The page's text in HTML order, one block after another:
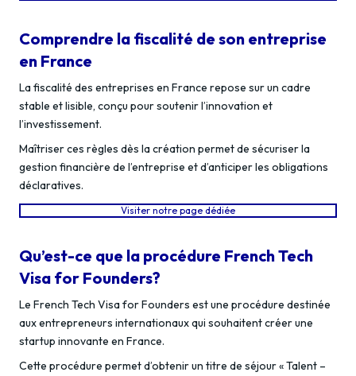
Comprendre la fiscalité de son entreprise
en France
La fiscalité des entreprises en France repose sur un cadre
stable et lisible, conçu pour soutenir l’innovation et
l’investissement.
Maîtriser ces règles dès la création permet de sécuriser la
gestion financière de l’entreprise et d’anticiper les obligations
déclaratives.
Visiter notre page dédiée
Qu’est-ce que la procédure French Tech
Visa for Founders?
Le French Tech Visa for Founders est une procédure destinée
aux entrepreneurs internationaux qui souhaitent créer une
startup innovante en France.
Cette procédure permet d’obtenir un titre de séjour « Talent –